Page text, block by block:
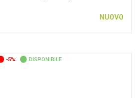
NUOVO
-5% DISPONIBILE